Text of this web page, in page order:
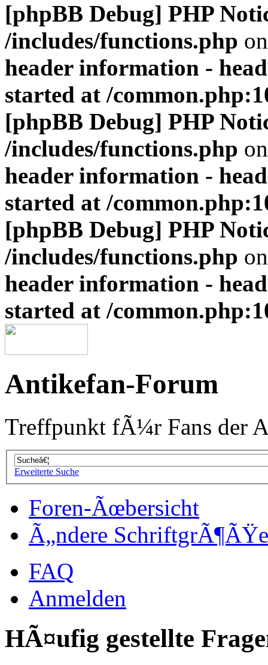
[phpBB Debug] PHP
/includes/functions.php
header information -
started at /
[phpBB Debug] PHP
/includes/functions.php
header information -
started at /
[phpBB Debug] PHP
/includes/functions.php
header information -
started at /
Antikefan-Forum
Treffpunkt fÃ¼r Fans der
Erweiterte Suche
Foren-Ãœbersicht
Ã„ndere SchriftgrÃ¶ÃŸe
FAQ
Anmelden
HÃ¤ufig gestellte